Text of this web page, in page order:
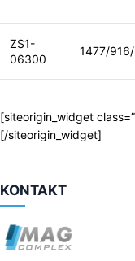
ZS1-
06300
1477/
[siteorigin_widget
[/siteorigin_widget]
KONTAKT